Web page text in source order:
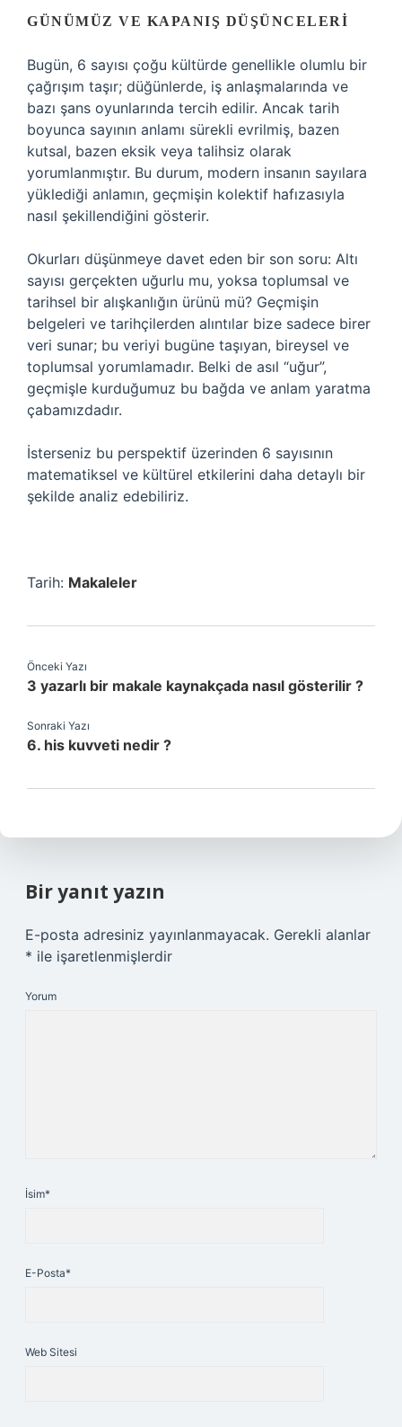
GÜNÜMÜZ VE KAPANIŞ DÜŞÜNCELERI
Bugün, 6 sayısı çoğu kültürde genellikle olumlu bir
çağrışım taşır; düğünlerde, iş anlaşmalarında ve
bazı şans oyunlarında tercih edilir. Ancak tarih
boyunca sayının anlamı sürekli evrilmiş, bazen
kutsal, bazen eksik veya talihsiz olarak
yorumlanmıştır. Bu durum, modern insanın sayılara
yüklediği anlamın, geçmişin kolektif hafızasıyla
nasıl şekillendiğini gösterir.
Okurları düşünmeye davet eden bir son soru: Altı
sayısı gerçekten uğurlu mu, yoksa toplumsal ve
tarihsel bir alışkanlığın ürünü mü? Geçmişin
belgeleri ve tarihçilerden alıntılar bize sadece birer
veri sunar; bu veriyi bugüne taşıyan, bireysel ve
toplumsal yorumlamadır. Belki de asıl “uğur”,
geçmişle kurduğumuz bu bağda ve anlam yaratma
çabamızdadır.
İsterseniz bu perspektif üzerinden 6 sayısının
matematiksel ve kültürel etkilerini daha detaylı bir
şekilde analiz edebiliriz.
Tarih: Makaleler
Önceki Yazı
3 yazarlı bir makale kaynakçada nasıl gösterilir ?
Sonraki Yazı
6. his kuvveti nedir ?
Bir yanıt yazın
E-posta adresiniz yayınlanmayacak. Gerekli alanlar
* ile işaretlenmişlerdir
Yorum
İsim*
E-Posta*
Web Sitesi